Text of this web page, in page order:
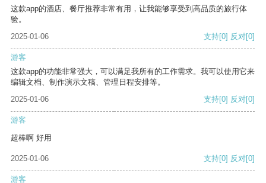
这款app的酒店、餐厅推荐非常有用，让我能够享受到高品质的旅行体
验。
2025-01-06
支持[0] 反对[0]
游客
这款app的功能非常强大，可以满足我所有的工作需求。我可以使用它来
编辑文档、制作演示文稿、管理日程安排等。
2025-01-06
支持[0] 反对[0]
游客
超棒啊 好用
2025-01-06 支持[0] 反对[0]
游客